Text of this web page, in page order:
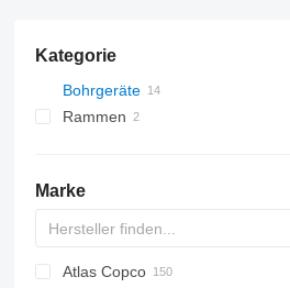
Kategorie
Bohrgeräte
Rammen
Marke
Atlas Copco